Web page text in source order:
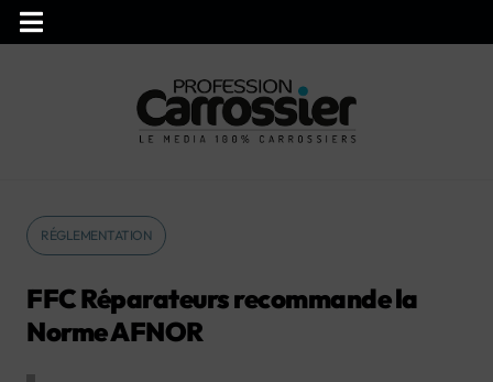
RÉGLEMENTATION
FFC Réparateurs recommande la
Norme AFNOR